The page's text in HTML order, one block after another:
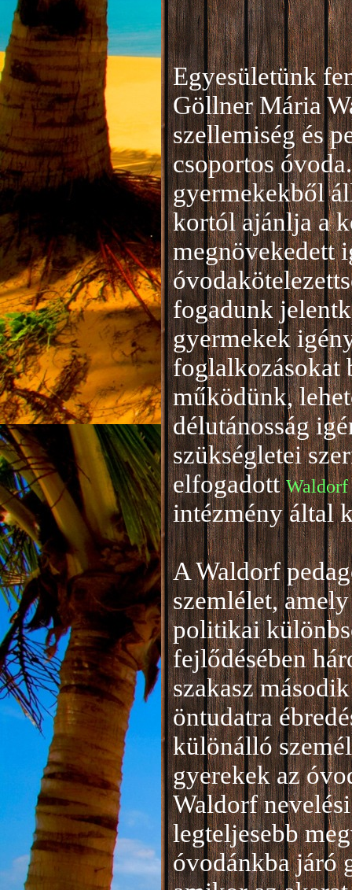
Egyesületünk
Göllner Mária
szellemiség és
csoportos
gyermekekből
kortól ajánlja a
megnövekedett
fogadunk
gyermekek
foglalkozásokat
működünk,
délutánosság
szükségletei
elfogadott Waldorf
intézmény által
A Waldorf
szemlélet,
politikai
fejlődésében
szakasz
öntudatra
különálló
gyerekek az
Waldorf
legteljesebb
óvodánkba járó